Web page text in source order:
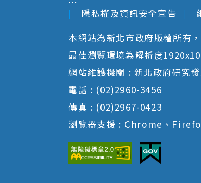
隱私權及資訊安全宣告
本網站為新北市政府版權所有
最佳瀏覽環境為解析度
網站維護機關 : 新北政府研究
電話 : (02)2960-3456
傳真 : (02)2967-0423
瀏覽器支援 : Chrome、